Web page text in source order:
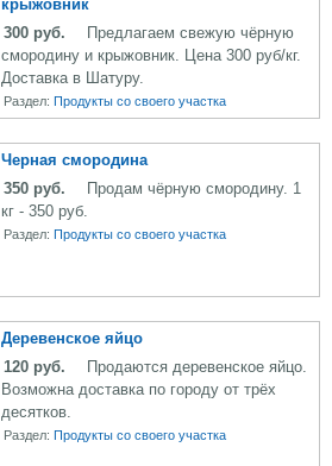
крыжовник
300 руб.
Предлагаем свежую чёрную
смородину и крыжовник. Цена 300 руб/кг.
Доставка в Шатуру.
Раздел: Продукты со своего участка
Черная смородина
350 руб.
Продам чёрную смородину. 1
кг - 350 руб.
Раздел: Продукты со своего участка
Деревенское яйцо
120 руб.
Продаются деревенское яйцо.
Возможна доставка по городу от трёх
десятков.
Раздел: Продукты со своего участка